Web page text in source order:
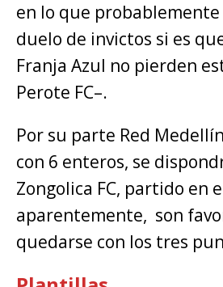
en lo que
duelo de invictos si es
Franja Azul no pierden
Perote FC–.
Por su parte Red
con 6 enteros, se
Zongolica FC, partido en
aparentemente, son
quedarse con los tres